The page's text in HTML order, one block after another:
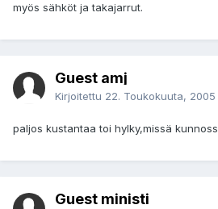
myös sähköt ja takajarrut.
Guest amj
Kirjoitettu 22. Toukokuuta, 2005
paljos kustantaa toi hylky,missä
Guest ministi